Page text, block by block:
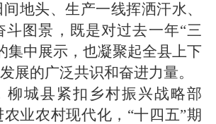
地头、生产一线挥洒汗水、
斗图景，既是对过去一年“三
集中展示，也凝聚起全县上下
展的广泛共识和奋进力量。
柳城县紧扣乡村振兴战略部
业农村现代化，“十四五”期